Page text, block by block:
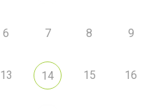
6 7 8 9
13 14 15 16